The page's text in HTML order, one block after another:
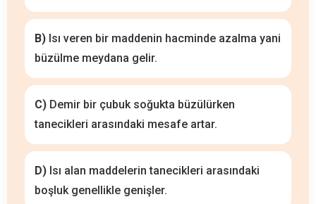
B) Isı veren bir maddenin hacminde azalma yani
büzülme meydana gelir.
C) Demir bir çubuk soğukta büzülürken
tanecikleri arasındaki mesafe artar.
D) Isı alan maddelerin tanecikleri arasındaki
boşluk genellikle genişler.